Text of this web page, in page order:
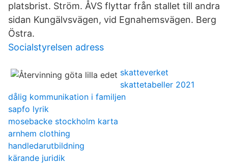
platsbrist. Ström. ÅVS flyttar från stallet till andra
sidan Kungälvsvägen, vid Egnahemsvägen. Berg
Östra.
Socialstyrelsen adress
skatteverket
skattetabeller 2021
dålig kommunikation i familjen
sapfo lyrik
mosebacke stockholm karta
arnhem clothing
handledarutbildning
kärande juridik